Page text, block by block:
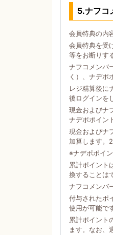
5.ナフコ
会員特典の内
会員特典を受
等をお断りす
ナフコメンバ
く）、ナデポ
レジ精算後に
後ログインを
現金およびナ
ナデポポイン
現金およびナ
加算します。
※ナデポポイ
累計ポイント
換することは
ナフコメンバ
付与されたポ
使用が可能で
累計ポイン
ます。なお、